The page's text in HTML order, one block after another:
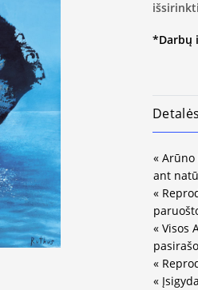
*Darbų
Detalės
«
ant
«
« Visos
«
«